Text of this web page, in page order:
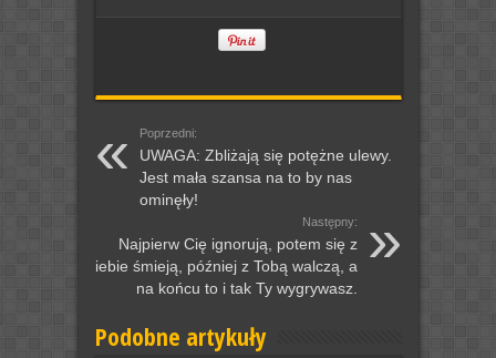
Poprzedni:
UWAGA: Zbliżają się potężne ulewy.
Jest mała szansa na to by nas
ominęły!
Następny:
Najpierw Cię ignorują, potem się z
ciebie śmieją, później z Tobą walczą, a
na końcu to i tak Ty wygrywasz.
Podobne artykuły